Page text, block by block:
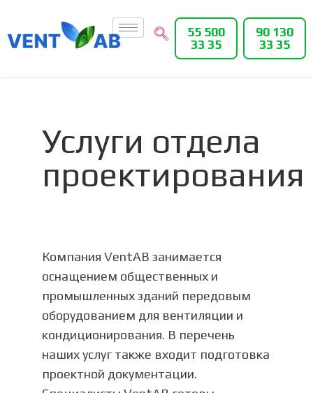
55 500
33 35
90 130
33 35
Услуги отдела
проектирования
Компания VentAB занимается
оснащением общественных и
промышленных зданий передовым
оборудованием для вентиляции и
кондиционирования. В перечень
наших услуг также входит подготовка
проектной документации.